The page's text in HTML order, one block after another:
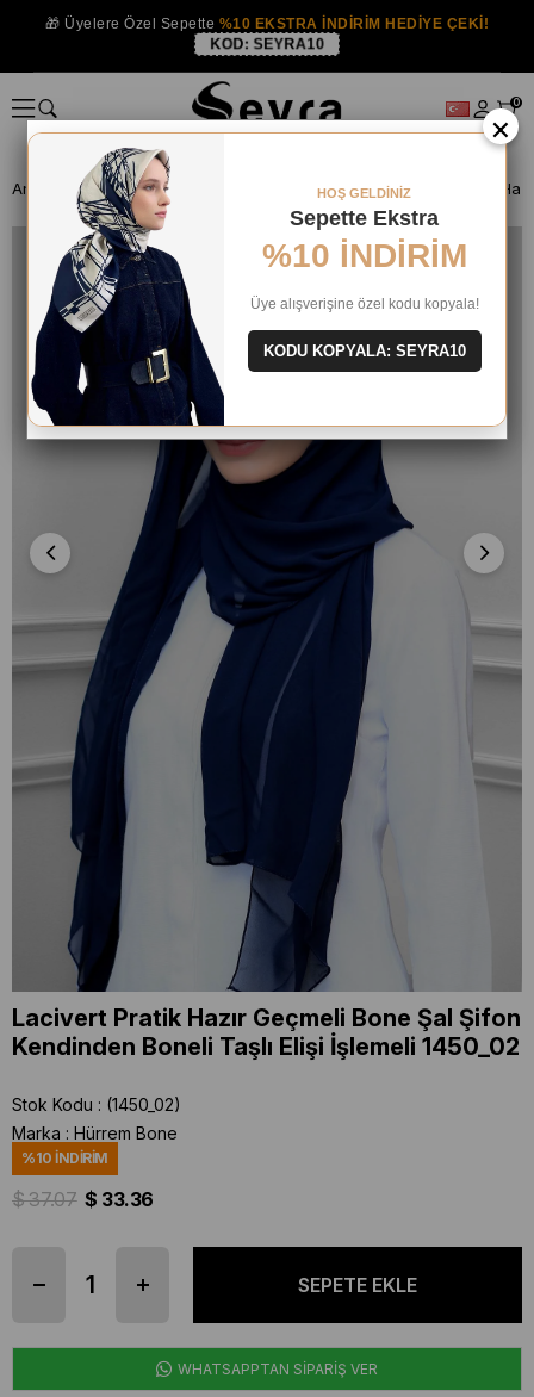
🎁 Üyelere Özel Sepette %10 EKSTRA İNDİRİM HEDİYE ÇEKİ!
KOD: SEYRA10
0
Anasayfa HAZIR BONE ŞAL PRATİK ŞAL
Lacivert Pratik Hazır Geçmeli Bone Şal Şifon
Kendinden Boneli Taşlı Elişi İşlemeli 1450_02
Stok Kodu
(1450_02)
Marka : Hürrem Bone
%10 İNDIRIM
$ 37.07 $ 33.36
WHATSAPPTAN SİPARİŞ VER
×
HOŞ GELDİNİZ
Sepette Ekstra
%10 İNDİRİM
Üye alışverişine özel kodu kopyala!
KODU KOPYALA: SEYRA10